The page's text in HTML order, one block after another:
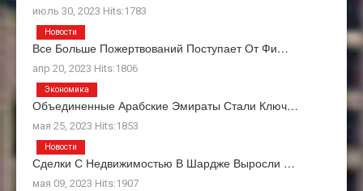
июль 30, 2023 Hits:1783
Все Больше Пожертвований Поступает От Фи…
апр 20, 2023 Hits:1806
Новости
Объединенные Арабские Эмираты Стали Ключ…
мая 25, 2023 Hits:1853
Экономика
Сделки С Недвижимостью В Шардже Выросли …
мая 09, 2023 Hits:1907
Новости